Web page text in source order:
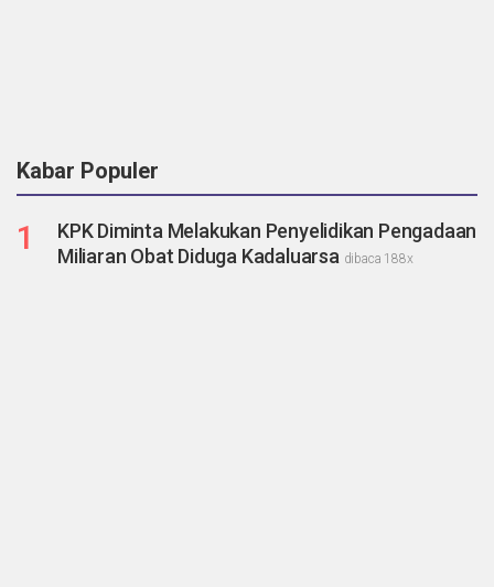
Kabar Populer
1
KPK Diminta Melakukan Penyelidikan Pengadaan
Miliaran Obat Diduga Kadaluarsa dibaca 188x